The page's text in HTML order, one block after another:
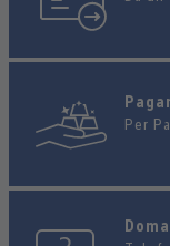
Per